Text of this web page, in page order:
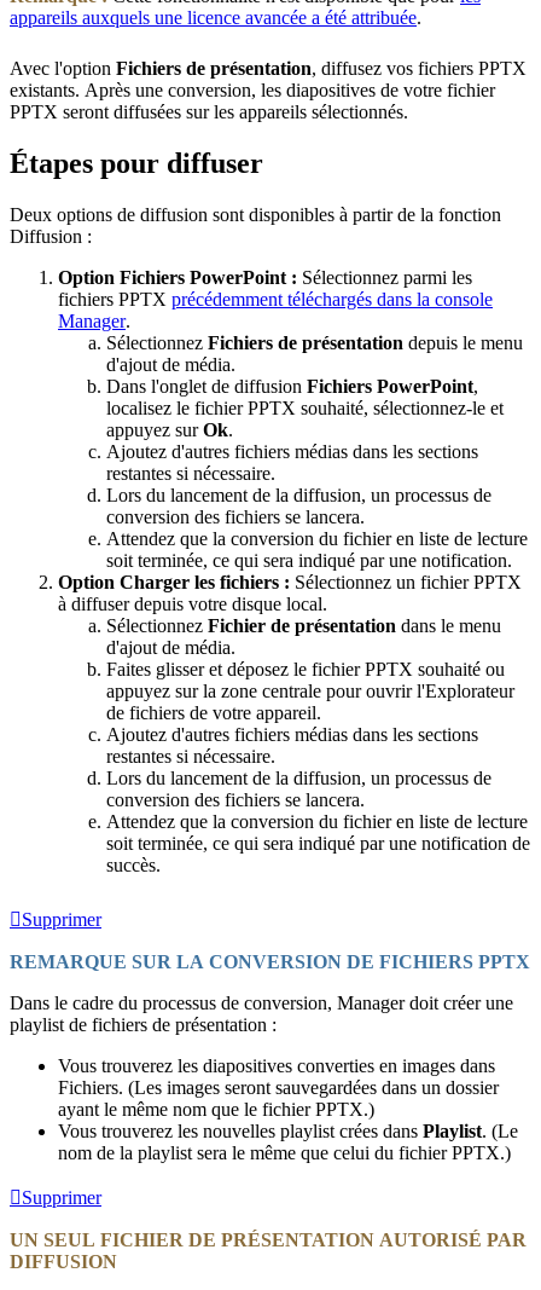
appareils auxquels une licence avancée a été attribuée.
Avec l'option Fichiers de présentation, diffusez vos fichiers PPTX
existants. Après une conversion, les diapositives de votre fichier
PPTX seront diffusées sur les appareils sélectionnés.
Étapes pour diffuser
Deux options de diffusion sont disponibles à partir de la fonction
Diffusion :
Option Fichiers PowerPoint : Sélectionnez parmi les
fichiers PPTX précédemment téléchargés dans la console
Manager.
Sélectionnez Fichiers de présentation depuis le menu
d'ajout de média.
Dans l'onglet de diffusion Fichiers PowerPoint,
localisez le fichier PPTX souhaité, sélectionnez-le et
appuyez surOk.
Ajoutez d'autres fichiers médias dans les sections
restantes si nécessaire.
Lors du lancement de la diffusion, un processus de
conversion des fichiers se lancera.
Attendez que la conversion du fichier en liste de lecture
soit terminée, ce qui sera indiqué par une notification.
Option Charger les fichiers : Sélectionnez un fichier PPTX
à diffuser depuis votre disque local.
Sélectionnez Fichier de présentation dans le menu
d'ajout de média.
Faites glisser et déposez le fichier PPTX souhaité ou
appuyez sur la zone centrale pour ouvrir l'Explorateur
de fichiers de votre appareil.
Ajoutez d'autres fichiers médias dans les sections
restantes si nécessaire.
Lors du lancement de la diffusion, un processus de
conversion des fichiers se lancera.
Attendez que la conversion du fichier en liste de lecture
soit terminée, ce qui sera indiqué par une notification de
succès.
Supprimer
REMARQUE SUR LA CONVERSION DE FICHIERS PPTX
Dans le cadre du processus de conversion, Manager doit créer une
playlist de fichiers de présentation :
Vous trouverez les diapositives converties en images dans
Fichiers. (Les images seront sauvegardées dans un dossier
ayant le même nom que le fichier PPTX.)
Vous trouverez les nouvelles playlist crées dans Playlist. (Le
nom de la playlist sera le même que celui du fichier PPTX.)
Supprimer
UN SEUL FICHIER DE PRÉSENTATION AUTORISÉ PAR
DIFFUSION